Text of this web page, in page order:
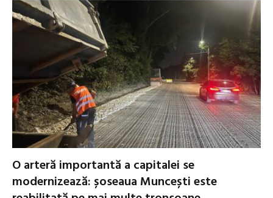
O arteră importantă a capitalei se
modernizează: șoseaua Muncești este